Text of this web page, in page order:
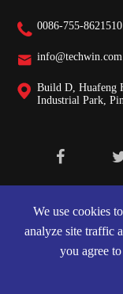
 0086-755-
 info@techwin.com
 Build D, Huafeng
Industrial Park,
We use cookies
analyze site traffic
you agree